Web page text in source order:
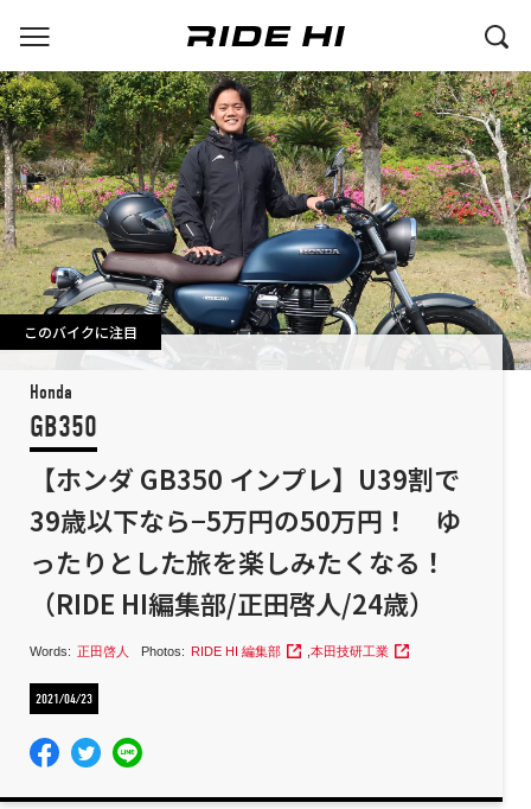
このバイクに注目
Honda
GB350
【ホンダ GB350 インプレ】U39割で
39歳以下なら−5万円の50万円！ ゆ
ったりとした旅を楽しみたくなる！
（RIDE HI編集部/正田啓人/24歳）
Words: 正田啓人 Photos: RIDE HI 編集部 ,本田技研工業
2021/04/23